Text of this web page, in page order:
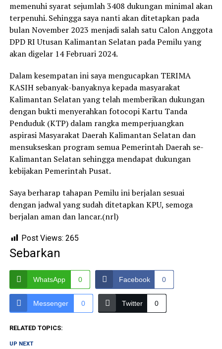
memenuhi syarat sejumlah 3408 dukungan minimal akan
terpenuhi. Sehingga saya nanti akan ditetapkan pada
bulan November 2023 menjadi salah satu Calon Anggota
DPD RI Utusan Kalimantan Selatan pada Pemilu yang
akan digelar 14 Februari 2024.
Dalam kesempatan ini saya mengucapkan TERIMA
KASIH sebanyak-banyaknya kepada masyarakat
Kalimantan Selatan yang telah memberikan dukungan
dengan bukti menyerahkan fotocopi Kartu Tanda
Penduduk (KTP) dalam rangka memperjuangkan
aspirasi Masyarakat Daerah Kalimantan Selatan dan
mensukseskan program semua Pemerintah Daerah se-
Kalimantan Selatan sehingga mendapat dukungan
kebijakan Pemerintah Pusat.
Saya berharap tahapan Pemilu ini berjalan sesuai
dengan jadwal yang sudah ditetapkan KPU, semoga
berjalan aman dan lancar.(nrl)
Post Views: 265
Sebarkan
WhatsApp 0 Facebook 0
Messenger 0 Twitter 0
RELATED TOPICS:
UP NEXT